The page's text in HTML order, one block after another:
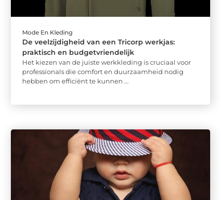
Mode En Kleding
De veelzijdigheid van een Tricorp werkjas:
praktisch en budgetvriendelijk
Het kiezen van de juiste werkkleding is cruciaal voor
professionals die comfort en duurzaamheid nodig
hebben om efficiënt te kunnen ...